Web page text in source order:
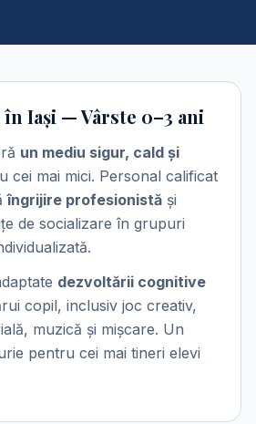
Iași — Vârste 0–3 ani
un mediu sigur, cald și
cei mai mici. Personal calificat
îngrijire profesionistă și
de socializare în grupuri
dezvoltării cognitive
copil, inclusiv joc creativ,
muzică și mișcare. Un
pentru cei mai tineri elevi